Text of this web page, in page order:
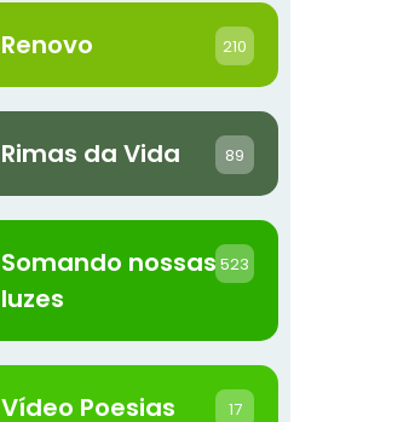
Renovo 210
Rimas da Vida 89
Somando nossas
luzes
523
Vídeo Poesias 17